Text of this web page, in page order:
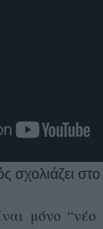
σχολιάζει
μόνο “νέο